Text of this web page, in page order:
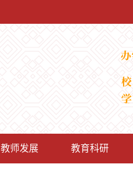
教师发展 教育科研